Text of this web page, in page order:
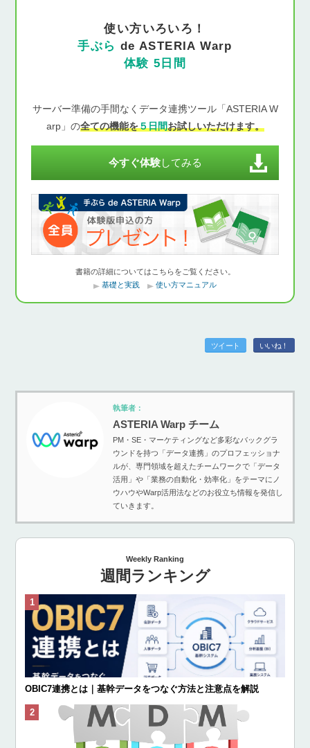
使い方いろいろ！
手ぶら de ASTERIA Warp
体験 5日間
サーバー準備の手間なくデータ連携ツール「ASTERIA W
arp」の全ての機能を５日間お試しいただけます。
今すぐ体験してみる
書籍の詳細についてはこちらをご覧ください。
基礎と実践
使い方マニュアル
ツイート いいね！
執筆者：
ASTERIA Warp チーム
PM・SE・マーケティングなど多彩なバックグラ
ウンドを持つ「データ連携」のプロフェッショナ
ルが、専門領域を超えたチームワークで「データ
活用」や「業務の自動化・効率化」をテーマにノ
ウハウやWarp活用法などのお役立ち情報を発信し
ていきます。
Weekly Ranking
週間ランキング
OBIC7連携とは｜基幹データをつなぐ方法と注意点を解説